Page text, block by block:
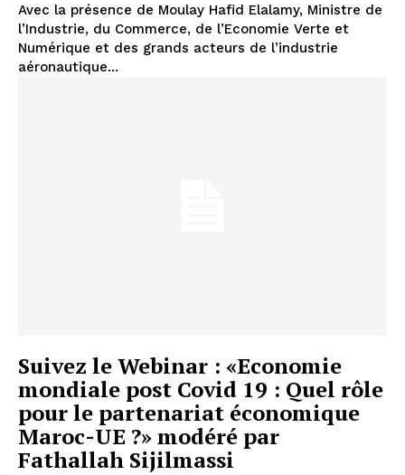
Avec la présence de Moulay Hafid Elalamy, Ministre de
l’Industrie, du Commerce, de l’Economie Verte et
Numérique et des grands acteurs de l’industrie
aéronautique...
Suivez le Webinar : «Economie
mondiale post Covid 19 : Quel rôle
pour le partenariat économique
Maroc-UE ?» modéré par
Fathallah Sijilmassi